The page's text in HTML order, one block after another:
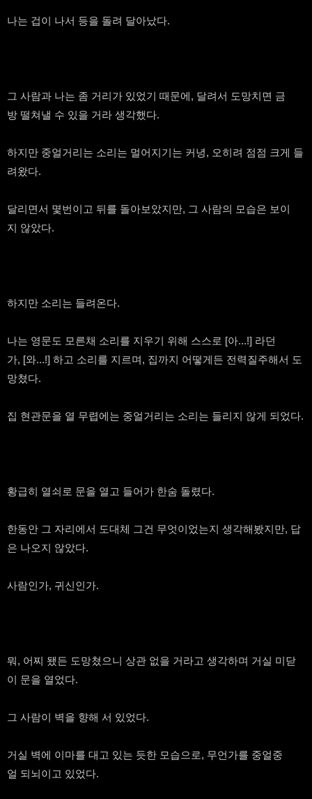
나는 겁이 나서 등을 돌려 달아났다.
그 사람과 나는 좀 거리가 있었기 때문에, 달려서 도망치면 금
방 떨쳐낼 수 있을 거라 생각했다.
하지만 중얼거리는 소리는 멀어지기는 커녕, 오히려 점점 크게 들
려왔다.
달리면서 몇번이고 뒤를 돌아보았지만, 그 사람의 모습은 보이
지 않았다.
하지만 소리는 들려온다.
나는 영문도 모른채 소리를 지우기 위해 스스로 [아...!] 라던
가, [와...!] 하고 소리를 지르며, 집까지 어떻게든 전력질주해서 도
망쳤다.
집 현관문을 열 무렵에는 중얼거리는 소리는 들리지 않게 되었다.
황급히 열쇠로 문을 열고 들어가 한숨 돌렸다.
한동안 그 자리에서 도대체 그건 무엇이었는지 생각해봤지만, 답
은 나오지 않았다.
사람인가, 귀신인가.
뭐, 어찌 됐든 도망쳤으니 상관 없을 거라고 생각하며 거실 미닫
이 문을 열었다.
그 사람이 벽을 향해 서 있었다.
거실 벽에 이마를 대고 있는 듯한 모습으로, 무언가를 중얼중
얼 되뇌이고 있었다.